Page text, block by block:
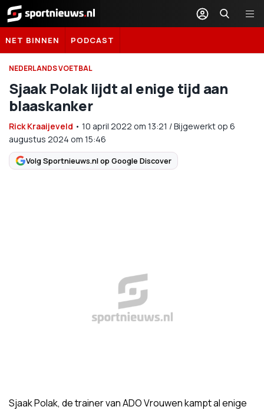
Sportnieuws.nl
NET BINNEN PODCAST
NEDERLANDS VOETBAL
Sjaak Polak lijdt al enige tijd aan
blaaskanker
Rick Kraaijeveld • 10 april 2022 om 13:21 /Bijgewerkt op 6
augustus 2024 om 15:46
Volg Sportnieuws.nl op Google Discover
Sjaak Polak, de trainer van ADO Vrouwen kampt al enige